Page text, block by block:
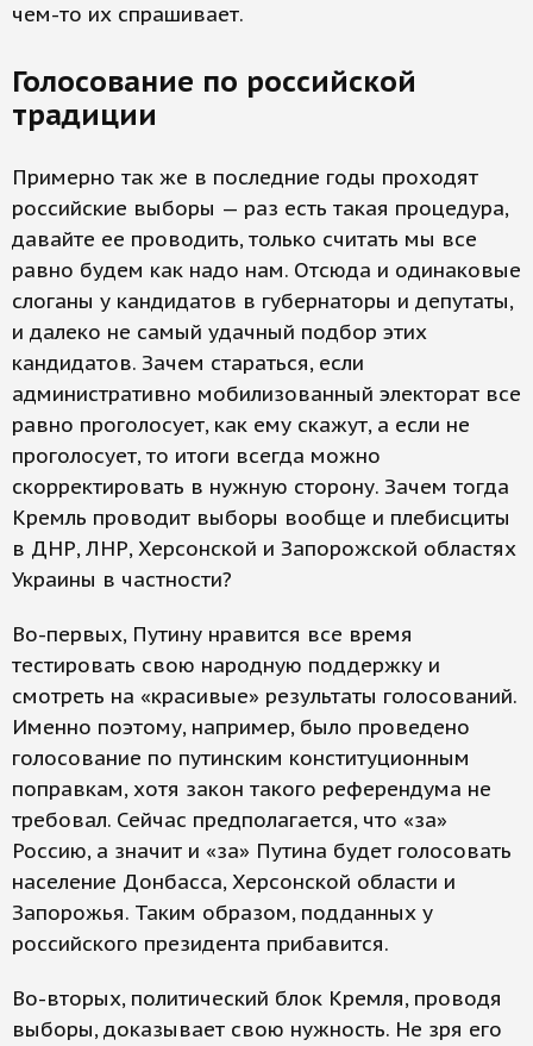
чем-то их спрашивает.
Голосование по российской
традиции
Примерно так же в последние годы проходят
российские выборы — раз есть такая процедура,
давайте ее проводить, только считать мы все
равно будем как надо нам. Отсюда и одинаковые
слоганы у кандидатов в губернаторы и депутаты,
и далеко не самый удачный подбор этих
кандидатов. Зачем стараться, если
административно мобилизованный электорат все
равно проголосует, как ему скажут, а если не
проголосует, то итоги всегда можно
скорректировать в нужную сторону. Зачем тогда
Кремль проводит выборы вообще и плебисциты
в ДНР, ЛНР, Херсонской и Запорожской областях
Украины в частности?
Во-первых, Путину нравится все время
тестировать свою народную поддержку и
смотреть на «красивые» результаты голосований.
Именно поэтому, например, было проведено
голосование по путинским конституционным
поправкам, хотя закон такого референдума не
требовал. Сейчас предполагается, что «за»
Россию, а значит и «за» Путина будет голосовать
население Донбасса, Херсонской области и
Запорожья. Таким образом, подданных у
российского президента прибавится.
Во-вторых, политический блок Кремля, проводя
выборы, доказывает свою нужность. Не зря его